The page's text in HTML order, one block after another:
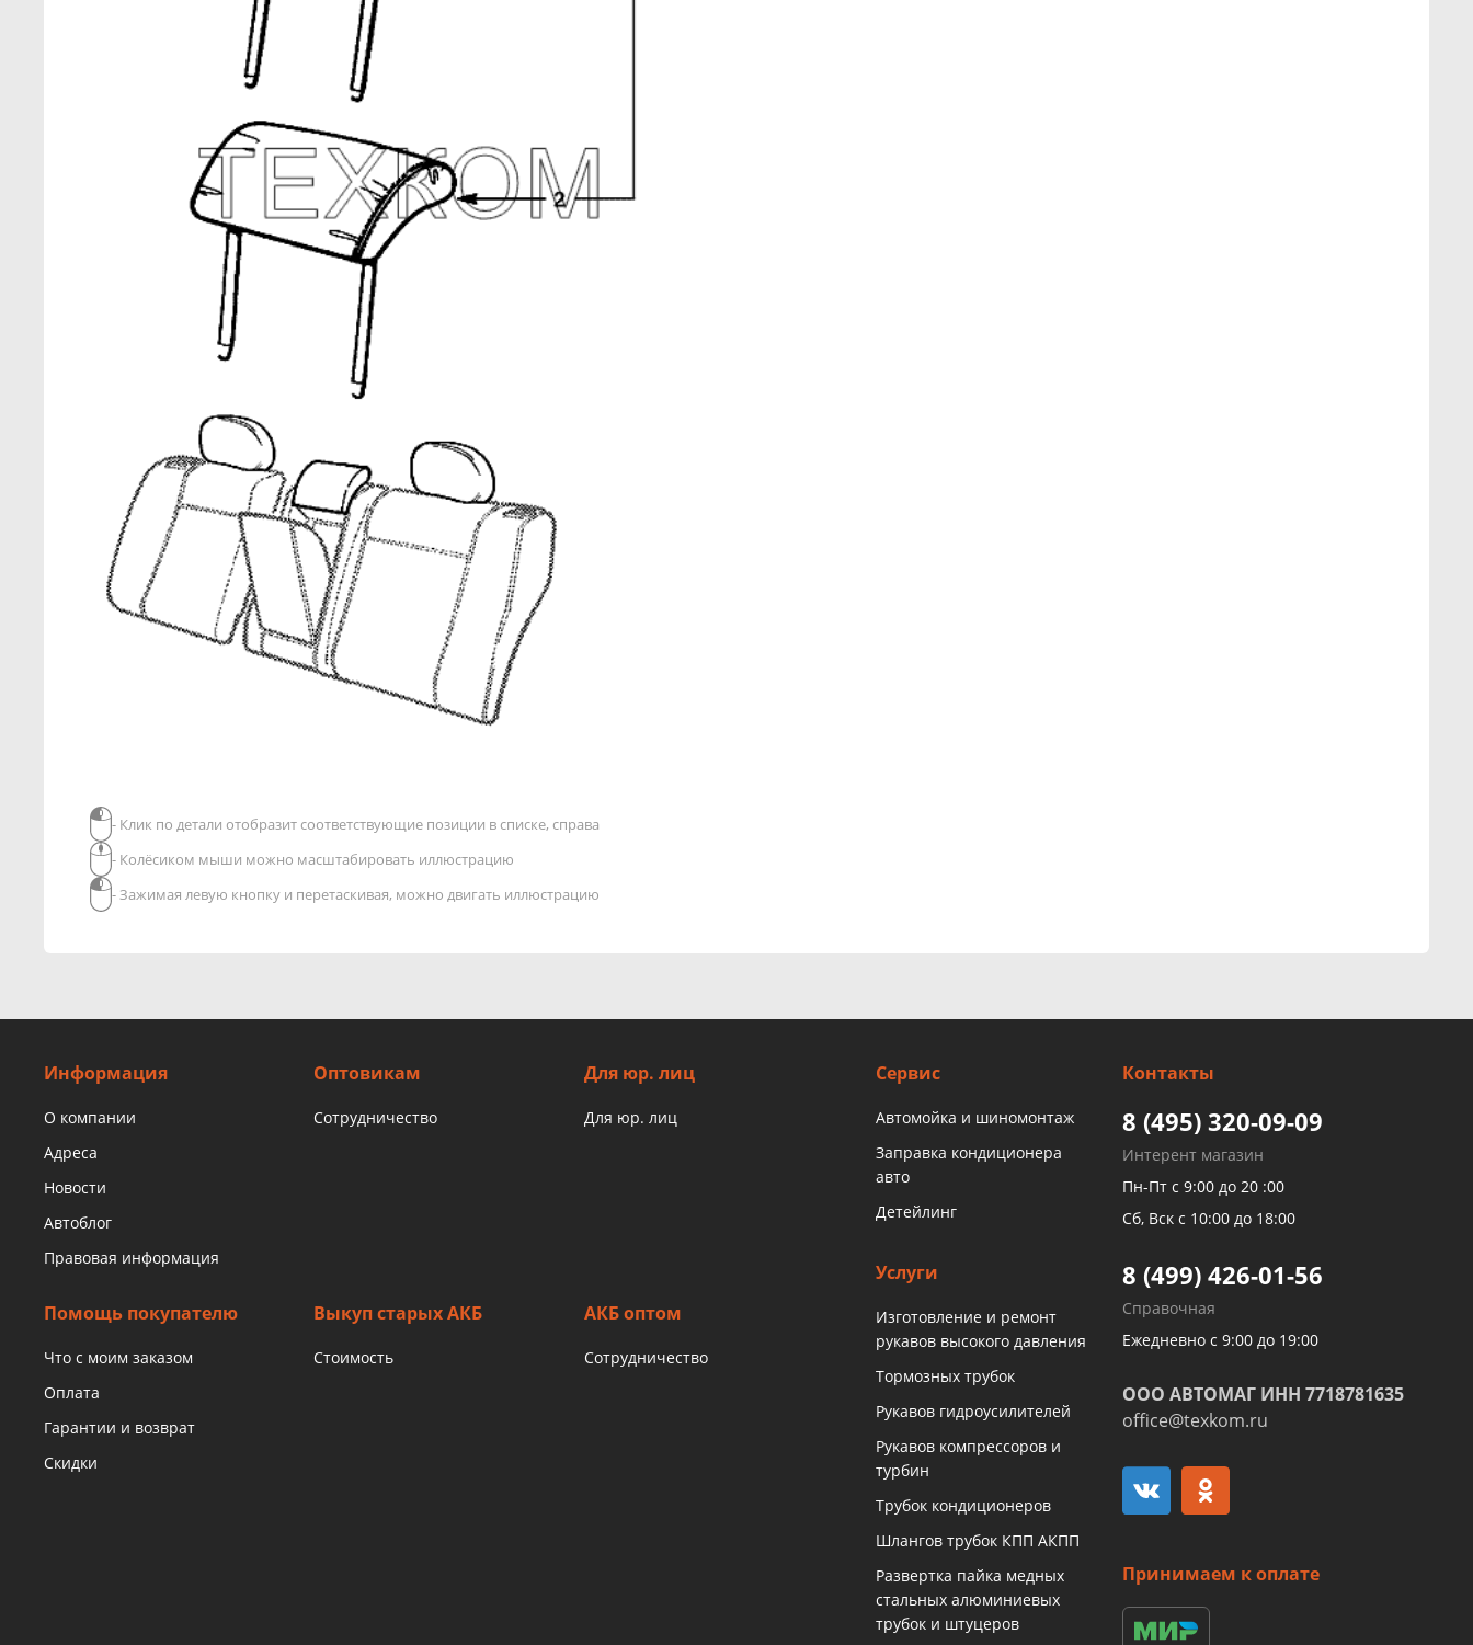
- Клик по детали отобразит соответствующие позиции в списке, справа
- Колёсиком мыши можно масштабировать иллюстрацию
- Зажимая левую кнопку и перетаскивая, можно двигать иллюстрацию
Информация
О компании
Адреса
Новости
Автоблог
Правовая информация
Оптовикам
Сотрудничество
Для юр. лиц
Для юр. лиц
Помощь покупателю
Что с моим заказом
Оплата
Гарантии и возврат
Скидки
Выкуп старых АКБ
Стоимость
АКБ оптом
Сотрудничество
Сервис
Автомойка и шиномонтаж
Заправка кондиционера
авто
Детейлинг
Услуги
Изготовление и ремонт
рукавов высокого давления
Тормозных трубок
Рукавов гидроусилителей
Рукавов компрессоров и
турбин
Трубок кондиционеров
Шлангов трубок КПП АКПП
Развертка пайка медных
стальных алюминиевых
трубок и штуцеров
Контакты
8 (495) 320-09-09
Интерент магазин
Пн-Пт с 9:00 до 20 :00
Сб, Вск с 10:00 до 18:00
8 (499) 426-01-56
Справочная
Ежедневно с 9:00 до 19:00
ООО АВТОМАГ ИНН 7718781635
office@texkom.ru
Принимаем к оплате